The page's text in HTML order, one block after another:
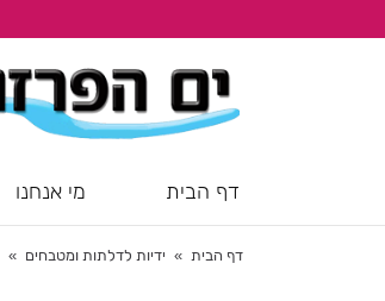
דף הבית מי אנחנו
דף הבית ידיות לדלתות ומטבחים